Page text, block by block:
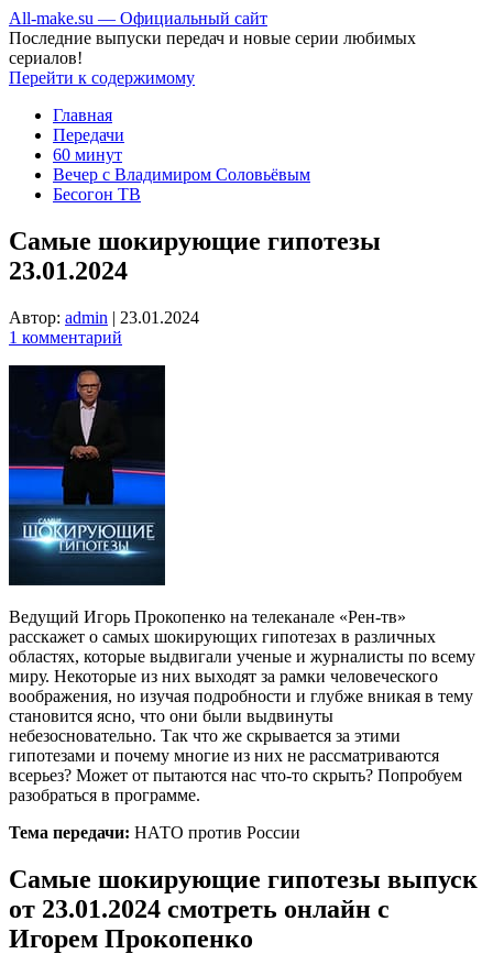
All-make.su — Официальный сайт
Последние выпуски передач и новые серии любимых
сериалов!
Перейти к содержимому
Главная
Передачи
60 минут
Вечер с Владимиром Соловьёвым
Бесогон ТВ
Самые шокирующие гипотезы
23.01.2024
Автор: admin | 23.01.2024
1 комментарий
Ведущий Игорь Прокопенко на телеканале «Рен-тв»
расскажет о самых шокирующих гипотезах в различных
областях, которые выдвигали ученые и журналисты по всему
миру. Некоторые из них выходят за рамки человеческого
воображения, но изучая подробности и глубже вникая в тему
становится ясно, что они были выдвинуты
небезосновательно. Так что же скрывается за этими
гипотезами и почему многие из них не рассматриваются
всерьез? Может от пытаются нас что-то скрыть? Попробуем
разобраться в программе.
Тема передачи: НАТО против России
Самые шокирующие гипотезы выпуск
от 23.01.2024 смотреть онлайн с
Игорем Прокопенко